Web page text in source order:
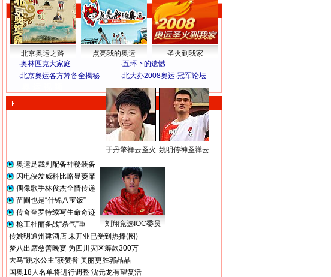
北京奥运之路 点亮我的奥运
圣火到我家
·奥林匹克大家庭 ·五环下的遗憾
·北京奥运各方筹备全揭秘 ·北大办2008奥运·冠军论坛
于丹擎祥云圣火 姚明传神圣祥云
奥运足裁判配备神秘装备
闪电侠发威科比略显萎靡
偶像歌手林俊杰全情传递
苗圃也是“什锦八宝饭”
传奇奎罗特续写生命奇迹
枪王杜丽备战“杀气”重
刘翔竞选IOC委员
传姚明通州建酒店 未开业已受到热捧(图)
梦八出席慈善晚宴 为四川灾区筹款300万
大马“跳水公主”获赞誉 美丽更胜郭晶晶
国奥18人名单将进行调整 沈元龙有望复活